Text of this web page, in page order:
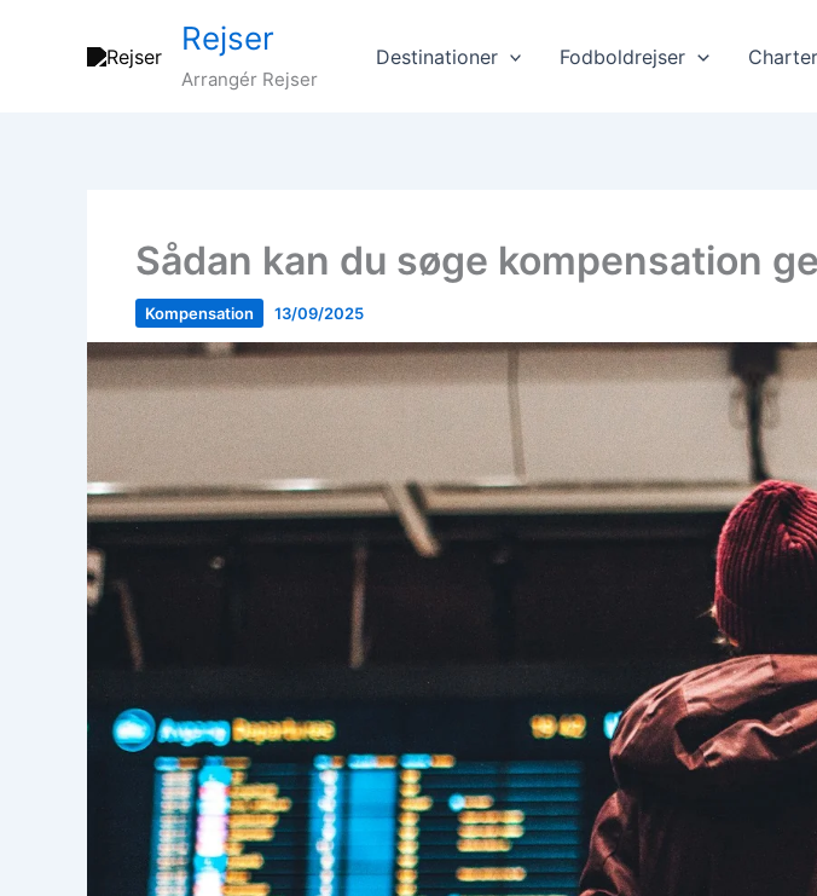
Rejser
Arrangér Rejser
Destinationer Fodboldrejser
Sådan kan du søge kompensation
Kompensation 13/09/2025